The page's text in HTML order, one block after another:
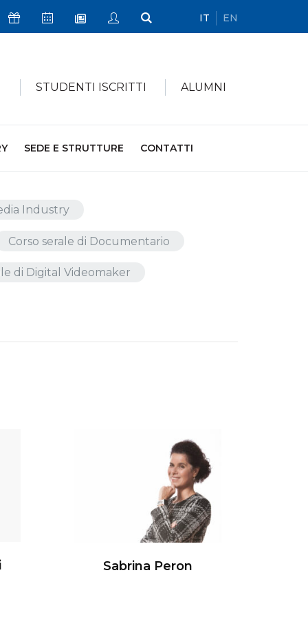
Icona SostieniciIcona Calendario Eventi
Icona Newsletter
Icona My Civica
Icona Cerca
IT EN
STUDENTI ISCRITTI ALUMNI
SEDE E STRUTTURE CONTATTI
Industry
Corso serale di Documentario
di Digital Videomaker
Sabrina Peron